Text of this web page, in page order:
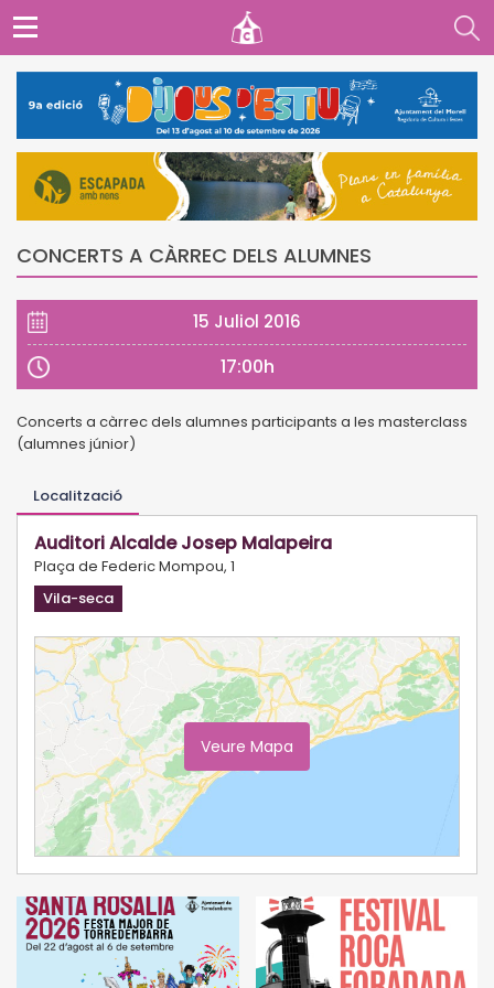
CONCERTS A CÀRREC DELS ALUMNES
15 Juliol 2016
17:00h
Concerts a càrrec dels alumnes participants a les masterclass
(alumnes júnior)
Localització
Auditori Alcalde Josep Malapeira
Plaça de Federic Mompou, 1
Vila-seca
Veure Mapa